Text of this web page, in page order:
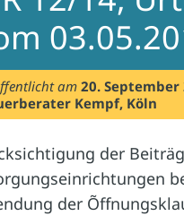
am20. September
Kempf, Köln
der
der